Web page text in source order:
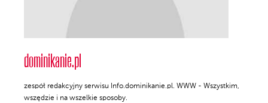
dominikanie.pl
zespół redakcyjny serwisu Info.dominikanie.pl. WWW - Wszystkim,
wszędzie i na wszelkie sposoby.